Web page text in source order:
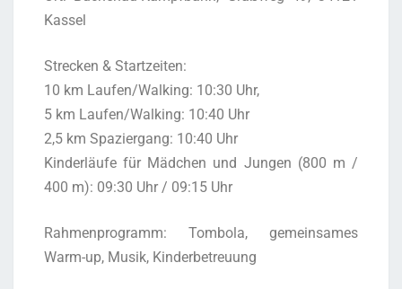
Kassel
Stre­cken & Start­zei­ten:
10 km Laufen/Walking: 10:30 Uhr,
5 km Laufen/Walking: 10:40 Uhr
2,5 km Spa­zier­gang: 10:40 Uhr
Kin­der­läu­fe für Mäd­chen und Jun­gen (800 m /
400 m): 09:30 Uhr / 09:15 Uhr
Rah­men­pro­gramm: Tom­bo­la, gemein­sa­mes
Warm-up, Musik, Kinderbetreuung